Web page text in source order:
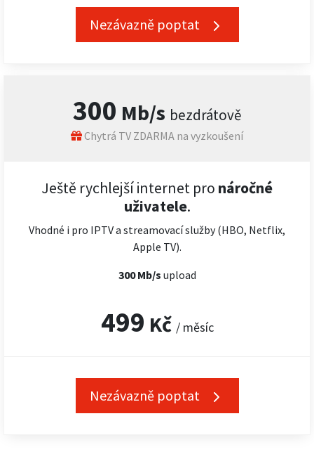
Nezávazně poptat
300 Mb/s bezdrátově
Chytrá TV ZDARMA na vyzkoušení
Ještě rychlejší internet pro náročné
uživatele.
Vhodné i pro IPTV a streamovací služby (HBO, Netflix,
Apple TV).
300 Mb/s upload
499 Kč / měsíc
Nezávazně poptat